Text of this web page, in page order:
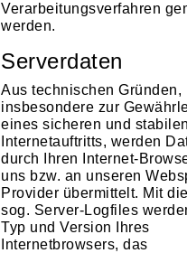
Verarbeitungsverfahren
werden.
Serverdaten
Aus technischen Gründen,
insbesondere zur
eines sicheren und stabilen
Internetauftritts, werden
durch Ihren Internet-
uns bzw. an unseren
Provider übermittelt. Mit
sog. Server-Logfiles
Typ und Version Ihres
Internetbrowsers, das